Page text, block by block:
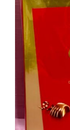
DETALLES